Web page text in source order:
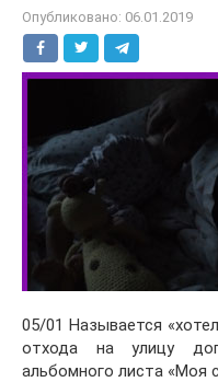
Опубликовано: 06.01.2019
05/01 Называется
отхода на улицу
альбомного листа «Моя